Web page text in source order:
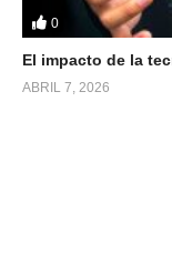
0
El impacto de la
ABRIL 7, 2026